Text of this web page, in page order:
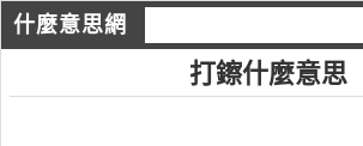
什麼意思網
打鑔什麼意思